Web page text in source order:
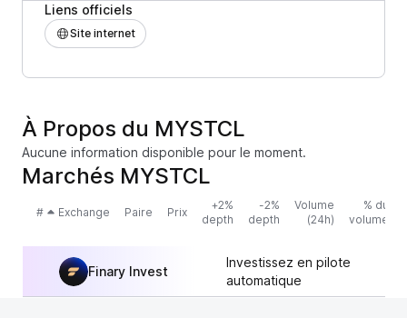
Liens officiels
Site internet
À Propos du MYSTCL
Aucune information disponible pour le moment.
Marchés MYSTCL
# Exchange Paire Prix
+2%
depth
-2%
depth
Volume
(24h)
% du
volume
Finary Invest
Investissez en pilote
automatique